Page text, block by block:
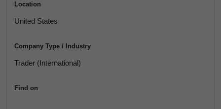
Location
United States
Company Type / Industry
Trader (International)
Find on